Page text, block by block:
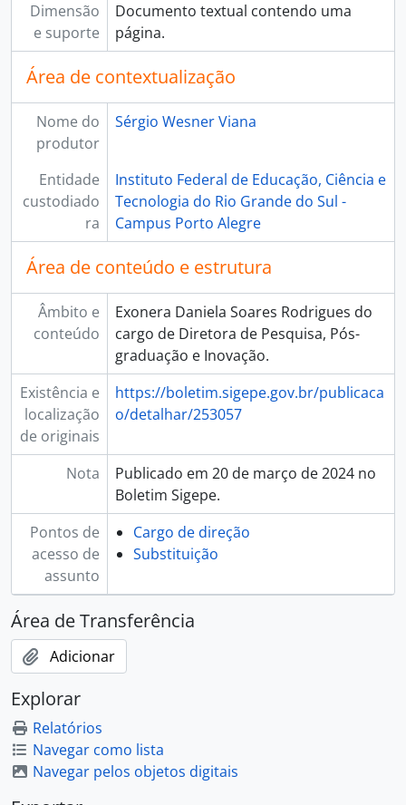
Dimensão
e suporte
Documento textual contendo uma
página.
Área de contextualização
Nome do
produtor
Sérgio Wesner Viana
Entidade
custodiado
ra
Instituto Federal de Educação, Ciência e
Tecnologia do Rio Grande do Sul -
Campus Porto Alegre
Área de conteúdo e estrutura
Âmbito e
conteúdo
Exonera Daniela Soares Rodrigues do
cargo de Diretora de Pesquisa, Pós-
graduação e Inovação.
Existência e
localização
de originais
https://boletim.sigepe.gov.br/publicaca
o/detalhar/253057
Nota
Publicado em 20 de março de 2024 no
Boletim Sigepe.
Pontos de
acesso de
assunto
Cargo de direção
Substituição
Área de Transferência
Adicionar
Explorar
Relatórios
Navegar como lista
Navegar pelos objetos digitais